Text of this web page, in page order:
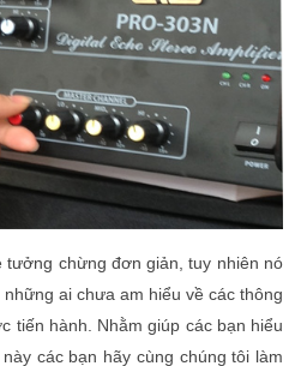
tưởng chừng đơn giản, tuy nhiên nó
ai chưa am hiểu về các thông
tiến hành. Nhằm giúp các bạn hiểu
các bạn hãy cùng chúng tôi làm